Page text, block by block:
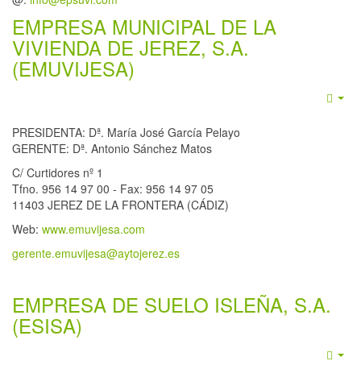
EMPRESA MUNICIPAL DE LA
VIVIENDA DE JEREZ, S.A.
(EMUVIJESA)
PRESIDENTA: Dª. María José García Pelayo
GERENTE: Dª. Antonio Sánchez Matos
C/ Curtidores nº 1
Tfno. 956 14 97 00 - Fax: 956 14 97 05
11403 JEREZ DE LA FRONTERA (CÁDIZ)
Web: www.emuvijesa.com
gerente.emuvijesa@aytojerez.es
EMPRESA DE SUELO ISLEÑA, S.A.
(ESISA)